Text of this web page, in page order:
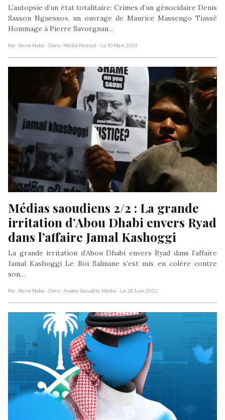
L’autopsie d’un état totalitaire: Crimes d’un génocidaire Denis
Sassou Nguesso», un ouvrage de Maurice Massengo Tiassé
Hommage à Pierre Savorgnan…
Par : René Naba - Dans : Média Portrait- Le 10 Mars 2023
Médias saoudiens 2/2 : La grande
irritation d’Abou Dhabi envers Ryad
dans l’affaire Jamal Kashoggi
La grande irritation d’Abou Dhabi envers Ryad dans l’affaire
Jamal Kashoggi Le Roi Salmane s’est mis en colère contre
son…
Par : René Naba - Dans : Arabie Saoudite Média - Le 28 Juin 2022